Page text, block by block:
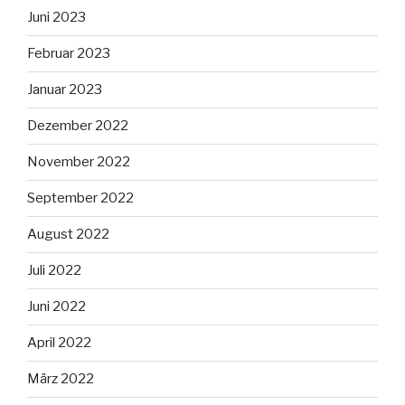
Juni 2023
Februar 2023
Januar 2023
Dezember 2022
November 2022
September 2022
August 2022
Juli 2022
Juni 2022
April 2022
März 2022